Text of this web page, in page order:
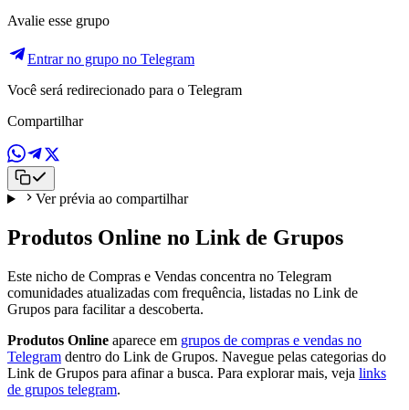
Avalie esse grupo
Entrar no grupo no Telegram
Você será redirecionado para o Telegram
Compartilhar
Ver prévia ao compartilhar
Produtos Online no Link de Grupos
Este nicho de Compras e Vendas concentra no Telegram
comunidades atualizadas com frequência, listadas no Link de
Grupos para facilitar a descoberta.
Produtos Online aparece em grupos de compras e vendas no
Telegram dentro do Link de Grupos. Navegue pelas categorias do
Link de Grupos para afinar a busca. Para explorar mais, veja links
de grupos telegram.